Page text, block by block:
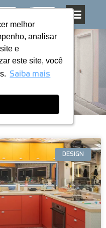
melhor
analisar
e
este site, você
Saiba mais
melhor
analisar
e
este site, você
Saiba mais
DESIGN